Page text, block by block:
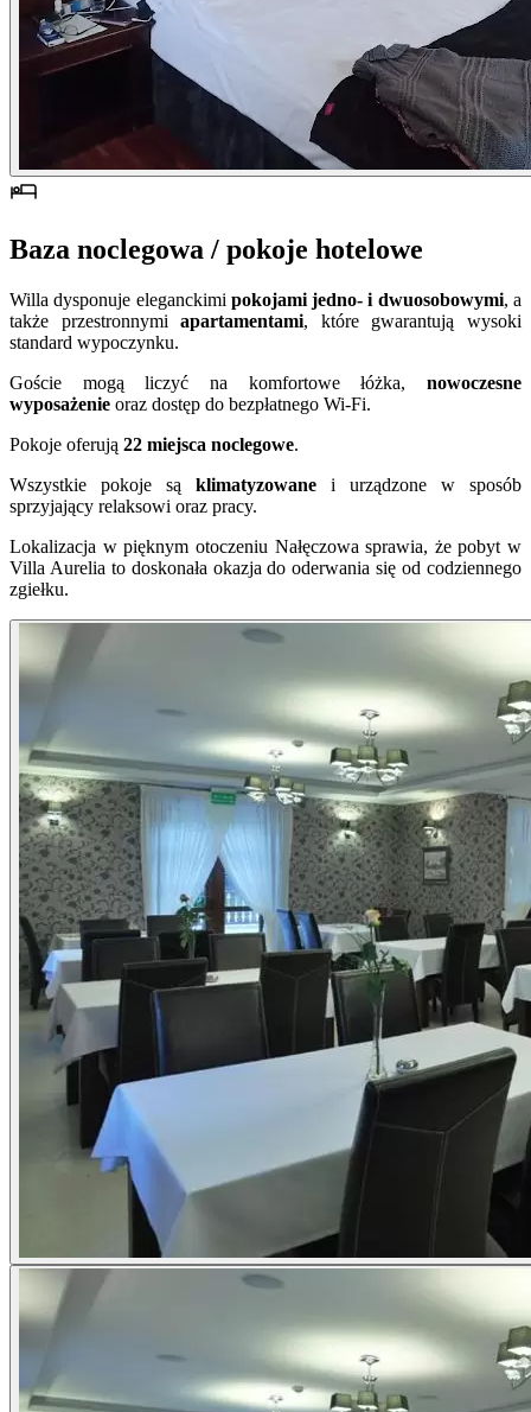
Baza noclegowa / pokoje hotelowe
Willa dysponuje eleganckimi pokojami jedno- i dwuosobowymi, a
także przestronnymiapartamentami, które gwarantują wysoki
standard wypoczynku.
Goście mogą liczyć na komfortowe łóżka, nowoczesne
wyposażenie oraz dostęp do bezpłatnego Wi-Fi.
Pokoje oferują 22 miejsca noclegowe.
Wszystkie pokoje są klimatyzowane i urządzone w sposób
sprzyjający relaksowi oraz pracy.
Lokalizacja w pięknym otoczeniu Nałęczowa sprawia, że pobyt w
Villa Aurelia to doskonała okazja do oderwania się od codziennego
zgiełku.